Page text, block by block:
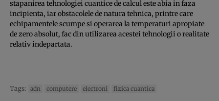
stapanirea tehnologiei cuantice de calcul este abia in faza
incipienta, iar obstacolele de natura tehnica, printre care
echipamentele scumpe si operarea la temperaturi apropiate
de zero absolut, fac din utilizarea acestei tehnologii o realitate
relativ indepartata.
Tags: adn computere electroni fizica cuantica